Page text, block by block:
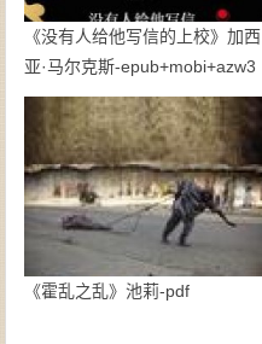
《没有人给他写信的上校》加西
亚·马尔克斯-epub+mobi+azw3
《霍乱之乱》池莉-pdf